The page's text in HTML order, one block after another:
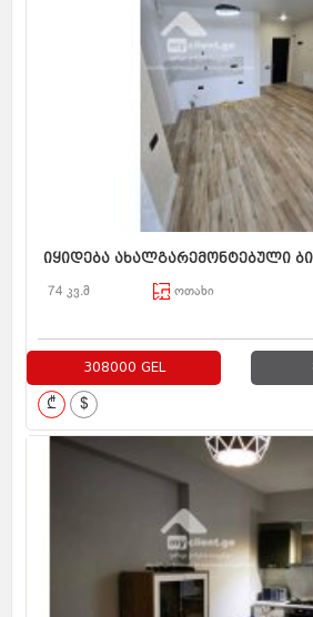
იყიდება ახალგარემონტებული
74 კვ.მ ოთახი
308000 GEL
₾ $